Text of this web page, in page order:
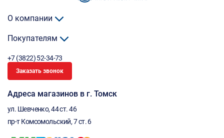
О компании
Покупателям
+7 (3822) 52-34-73
Заказать звонок
Адреса магазинов в г. Томск
ул. Шевченко, 44 ст. 46
пр-т Комсомольский, 7 ст. 6